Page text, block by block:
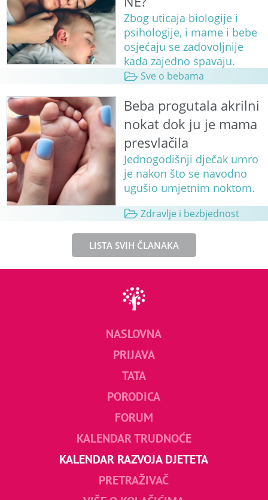
Zbog uticaja biologije i
psihologije, i mame i bebe
osjećaju se zadovoljnije
kada zajedno spavaju.
Sve o bebama
Beba progutala akrilni
nokat dok ju je mama
presvlačila
Jednogodišnji dječak umro
je nakon što se navodno
ugušio umjetnim noktom.
Zdravlje i bezbjednost
LISTA SVIH ČLANAKA
NASLOVNA
PRIJAVA
TATA
PORODICA
FORUM
KALENDAR TRUDNOĆE
KALENDAR RAZVOJA DJETETA
PRETRAŽIVAČ